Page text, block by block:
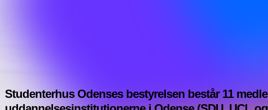
Studenterhus Odenses bestyrelsen består 11